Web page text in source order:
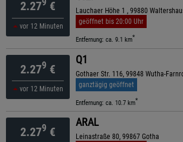
2.27 €
vor 12 Minuten
Lauchaer Höhe 1 , 99880
geöffnet bis 20:00 Uhr
Entfernung: ca. 9.1 km*
2.279 €
vor 12 Minuten
Q1
Gothaer Str. 116, 99848 Wutha-
ganztägig geöffnet
Entfernung: ca. 10.7 km*
2.279 €
ARAL
Leinastraße 80, 99867 Gotha